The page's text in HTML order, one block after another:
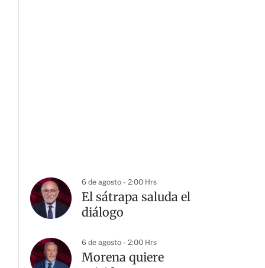
6 de agosto - 2:00 Hrs
El sátrapa saluda el
diálogo
6 de agosto - 2:00 Hrs
Morena quiere